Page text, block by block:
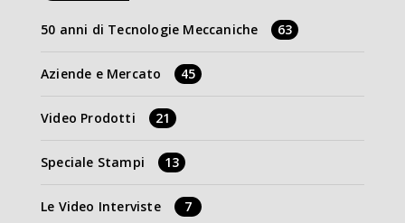
50 anni di Tecnologie Meccaniche 63
Aziende e Mercato 45
Video Prodotti 21
Speciale Stampi 13
Le Video Interviste 7